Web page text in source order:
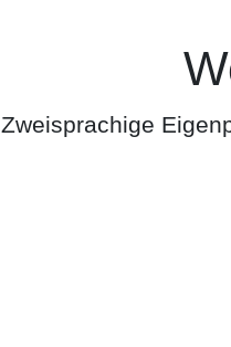
Zweisprachige